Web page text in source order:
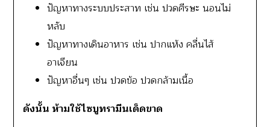
ปัญหาทางระบบประสาท เช่น ปวดศีรษะ นอนไม่
หลับ
ปัญหาทางเดินอาหาร เช่น ปากแห้ง คลื่นไส้
อาเจียน
ปัญหาอื่นๆ เช่น ปวดข้อ ปวดกล้ามเนื้อ
ดังนั้น ห้ามใช้ไซบูทรามีนเด็ดขาด